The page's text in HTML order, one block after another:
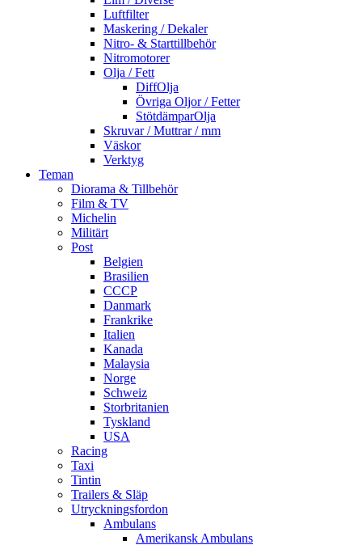
Luftfilter
Maskering / Dekaler
Nitro- & Starttillbehör
Nitromotorer
Olja / Fett
DiffOlja
Övriga Oljor / Fetter
StötdämparOlja
Skruvar / Muttrar / mm
Väskor
Verktyg
Teman
Diorama & Tillbehör
Film & TV
Michelin
Militärt
Post
Belgien
Brasilien
CCCP
Danmark
Frankrike
Italien
Kanada
Malaysia
Norge
Schweiz
Storbritanien
Tyskland
USA
Racing
Taxi
Tintin
Trailers & Släp
Utryckningsfordon
Ambulans
Amerikansk Ambulans